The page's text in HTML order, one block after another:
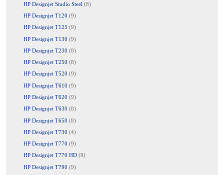
HP Designjet Studio Steel (8)
HP Designjet T120 (9)
HP Designjet T125 (9)
HP Designjet T130 (9)
HP Designjet T230 (8)
HP Designjet T250 (8)
HP Designjet T520 (9)
HP Designjet T610 (9)
HP Designjet T620 (9)
HP Designjet T630 (8)
HP Designjet T650 (8)
HP Designjet T730 (4)
HP Designjet T770 (9)
HP Designjet T770 HD (9)
HP Designjet T790 (9)